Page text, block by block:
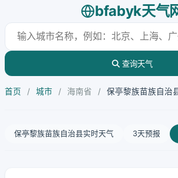
bfabyk天气
查询天气
首页 / 城市 / 海南省 / 保亭黎族苗族自治
保亭黎族苗族自治县实时天气 3天预报